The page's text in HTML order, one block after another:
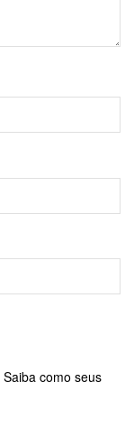
Saiba como seus